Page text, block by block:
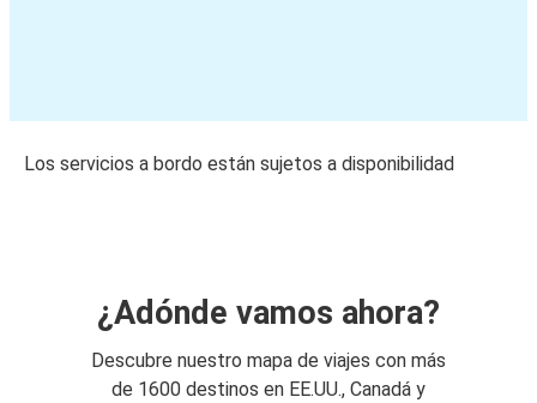
Los servicios a bordo están sujetos a disponibilidad
¿Adónde vamos ahora?
Descubre nuestro mapa de viajes con más
de 1600 destinos en EE.UU., Canadá y